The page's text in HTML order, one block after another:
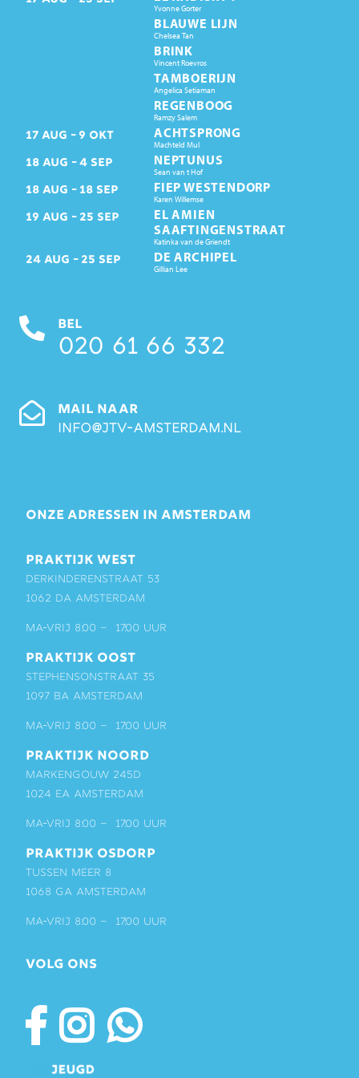
Yvonne Gorter
BLAUWE LIJN
Chelsea Tan
BRINK
Vincent Roevros
TAMBOERIJN
Angelica Setiaman
REGENBOOG
Ramzy Salem
17 AUG 9 OKT ACHTSPRONG
Machteld Mul
18 AUG 4 SEP NEPTUNUS
Sean van t Hof
18 AUG 18 SEP FIEP WESTENDORP
Karen Willemse
19 AUG 25 SEP
EL AMIEN
SAAFTINGENSTRAAT
Katinka van de Griendt
24 AUG 25 SEP DE ARCHIPEL
Gillian Lee
BEL
020 61 66 332
MAIL NAAR
info@jtv-amsterdam.nl
ONZE ADRESSEN IN AMSTERDAM
PRAKTIJK WEST
Derkinderenstraat 53
1062 DA Amsterdam
ma-vrij 8:00 – 17:00 uur
PRAKTIJK OOST
Stephensonstraat 35
1097 BA Amsterdam
ma-vrij 8:00 – 17:00 uur
PRAKTIJK NOORD
Markengouw 245D
1024 EA Amsterdam
ma-vrij 8:00 – 17:00 uur
PRAKTIJK OSDORP
Tussen Meer 8
1068 GA Amsterdam
ma-vrij 8:00 – 17:00 uur
VOLG ONS